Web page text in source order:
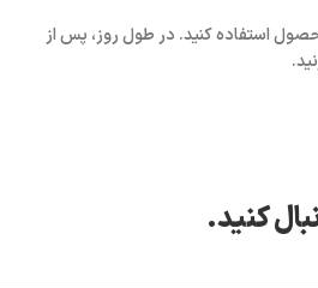
استفاده کنید. در طول روز، پس از
کنید.